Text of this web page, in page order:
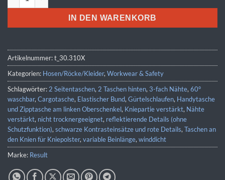
IN DEN WARENKORB
Artikelnummer:t_30.310X
Kategorien: Hosen/Röcke/Kleider,Workwear & Safety
Schlagwörter:2 Seitentaschen,2 Taschen hinten, 3-fach Nähte,60°
waschbar,Cargotasche, Elastischer Bund,Gürtelschlaufen, Handytasche
und Zipptasche am linken Oberschenkel, Kniepartie verstärkt, Nähte
verstärkt, nicht trocknergeeignet, reflektierende Details (ohne
Schutzfunktion),schwarze Kontrasteinsätze und rote Details,Taschen an
den Knien für Kniepolster,variable Beinlänge,winddicht
Marke: Result